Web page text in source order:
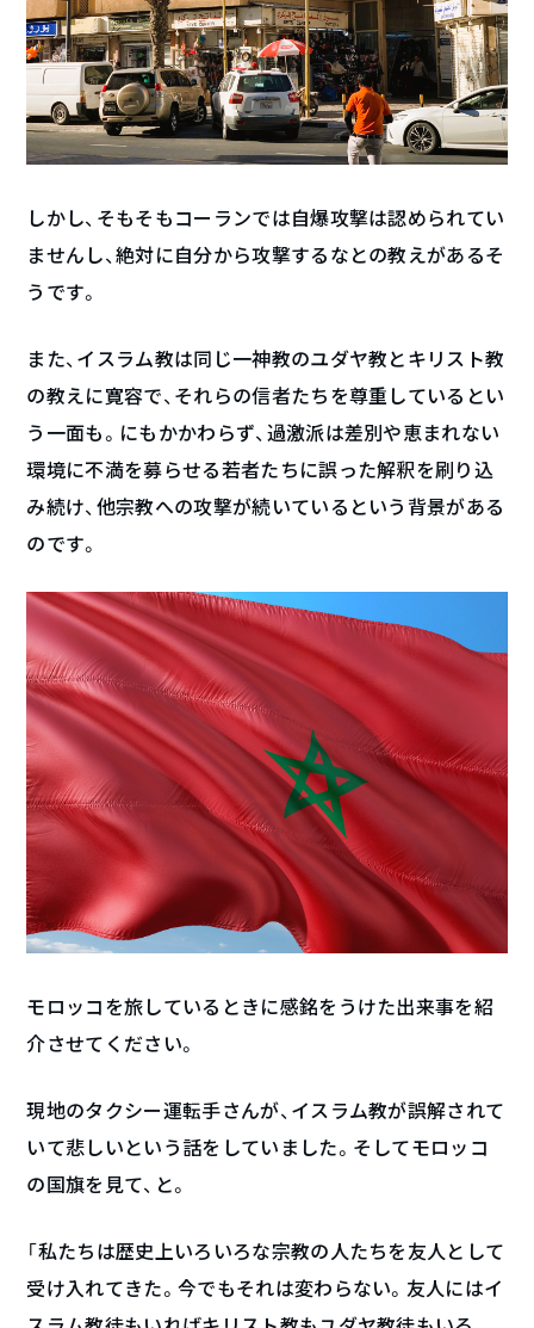
しかし、そもそもコーランでは自爆攻撃は認められてい
ませんし、絶対に自分から攻撃するなとの教えがあるそ
うです。
また、イスラム教は同じ一神教のユダヤ教とキリスト教
の教えに寛容で、それらの信者たちを尊重しているとい
う一面も。にもかかわらず、過激派は差別や恵まれない
環境に不満を募らせる若者たちに誤った解釈を刷り込
み続け、他宗教への攻撃が続いているという背景がある
のです。
モロッコを旅しているときに感銘をうけた出来事を紹
介させてください。
現地のタクシー運転手さんが、イスラム教が誤解されて
いて悲しいという話をしていました。そしてモロッコ
の国旗を見て、と。
「私たちは歴史上いろいろな宗教の人たちを友人として
受け入れてきた。今でもそれは変わらない。友人にはイ